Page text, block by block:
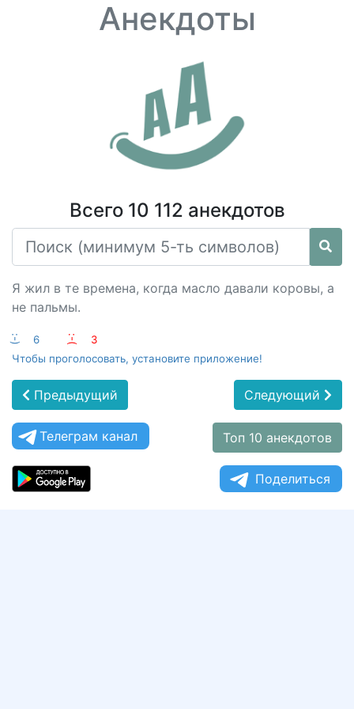
Анекдоты
Всего 10 112 анекдотов
Я жил в те времена, когда масло давали коровы, а
не пальмы.
:-) 6 :-(
3
Чтобы проголосовать, установите приложение!
Предыдущий Следующий
Телеграм канал Топ 10 анекдотов
Поделиться